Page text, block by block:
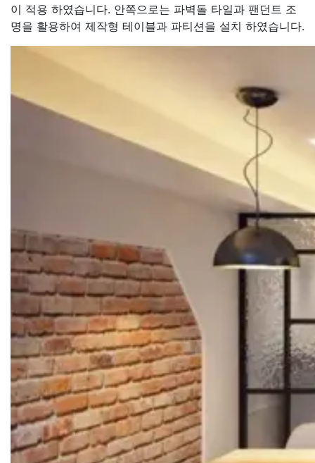
이 적용 하였습니다. 안쪽으로는 파벽돌 타일과 팬던트 조
명을 활용하여 제작형 테이블과 파티션을 설치 하였습니다.